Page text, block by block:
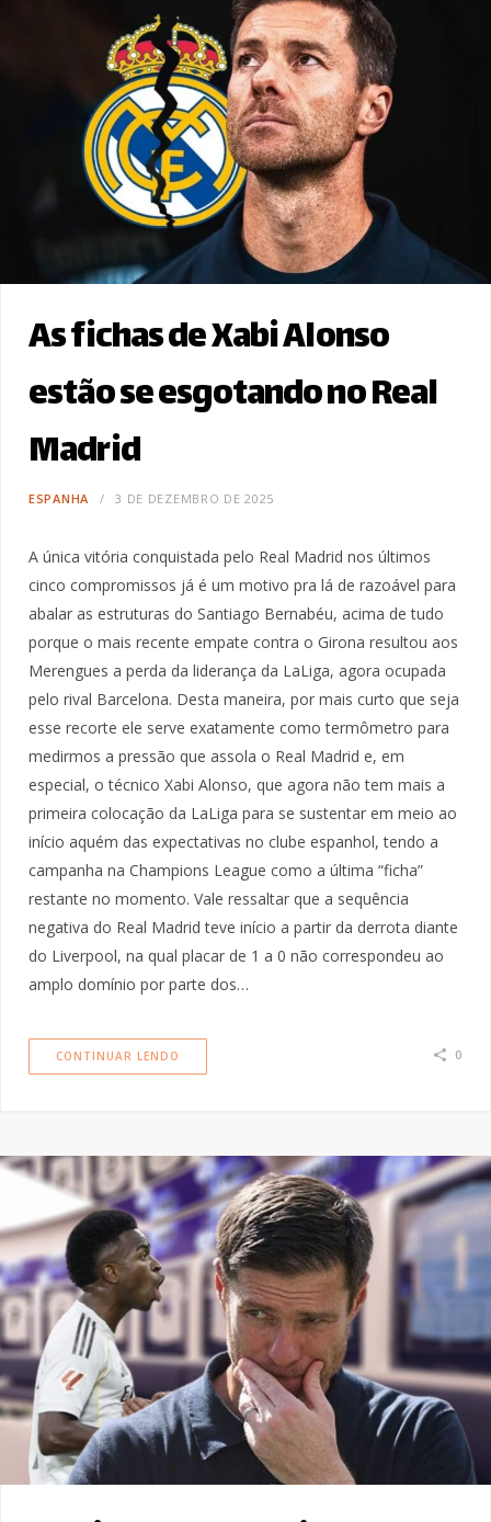
As fichas de Xabi Alonso
estão se esgotando no Real
Madrid
ESPANHA 3 DE DEZEMBRO DE 2025
A única vitória conquistada pelo Real Madrid nos últimos
cinco compromissos já é um motivo pra lá de razoável para
abalar as estruturas do Santiago Bernabéu, acima de tudo
porque o mais recente empate contra o Girona resultou aos
Merengues a perda da liderança da LaLiga, agora ocupada
pelo rival Barcelona. Desta maneira, por mais curto que seja
esse recorte ele serve exatamente como termômetro para
medirmos a pressão que assola o Real Madrid e, em
especial, o técnico Xabi Alonso, que agora não tem mais a
primeira colocação da LaLiga para se sustentar em meio ao
início aquém das expectativas no clube espanhol, tendo a
campanha na Champions League como a última “ficha”
restante no momento. Vale ressaltar que a sequência
negativa do Real Madrid teve início a partir da derrota diante
do Liverpool, na qual placar de 1 a 0 não correspondeu ao
amplo domínio por parte dos…
CONTINUAR LENDO 0